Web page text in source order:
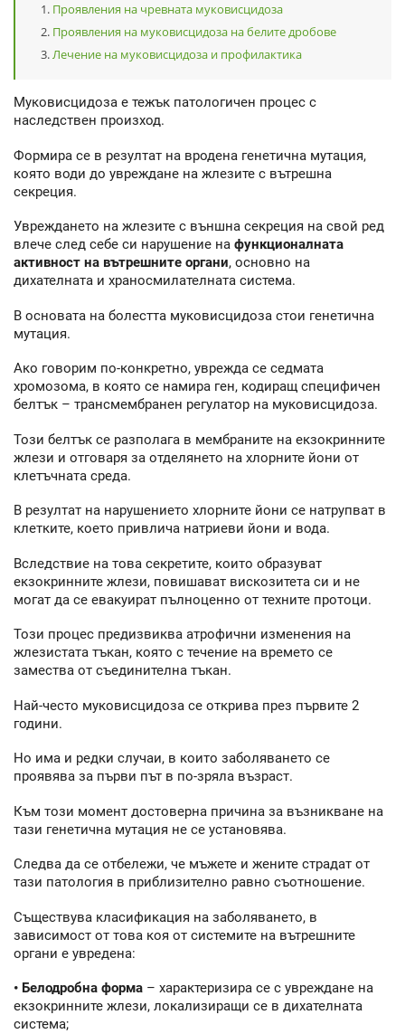
Проявления на чревната муковисцидоза
Проявления на муковисцидоза на белите дробове
Лечение на муковисцидоза и профилактика
Муковисцидоза е тежък патологичен процес с
наследствен произход.
Формира се в резултат на вродена генетична мутация,
която води до увреждане на жлезите с вътрешна
секреция.
Увреждането на жлезите с външна секреция на свой ред
влече след себе си нарушение на функционалната
активност на вътрешните органи, основно на
дихателната и храносмилателната система.
В основата на болестта муковисцидоза стои генетична
мутация.
Ако говорим по-конкретно, уврежда се седмата
хромозома, в която се намира ген, кодиращ специфичен
белтък – трансмембранен регулатор на муковисцидоза.
Този белтък се разполага в мембраните на екзокринните
жлези и отговаря за отделянето на хлорните йони от
клетъчната среда.
В резултат на нарушението хлорните йони се натрупват в
клетките, което привлича натриеви йони и вода.
Вследствие на това секретите, които образуват
екзокринните жлези, повишават вискозитета си и не
могат да се евакуират пълноценно от техните протоци.
Този процес предизвиква атрофични изменения на
жлезистата тъкан, която с течение на времето се
замества от съединителна тъкан.
Най-често муковисцидоза се открива през първите 2
години.
Но има и редки случаи, в които заболяването се
проявява за първи път в по-зряла възраст.
Към този момент достоверна причина за възникване на
тази генетична мутация не се установява.
Следва да се отбележи, че мъжете и жените страдат от
тази патология в приблизително равно съотношение.
Съществува класификация на заболяването, в
зависимост от това коя от системите на вътрешните
органи е увредена:
• Белодробна форма – характеризира се с увреждане на
екзокринните жлези, локализиращи се в дихателната
система;